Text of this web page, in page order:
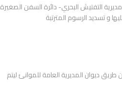
التفتيش البحري- دائرة السفن الصغيرة
و تسديد الرسوم المترتبة
ديوان المديرية العامة للموانئ ليتم